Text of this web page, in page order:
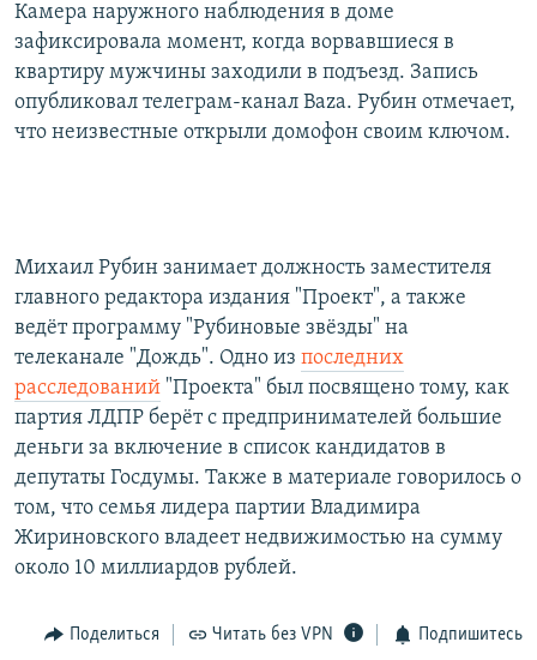
Камера наружного наблюдения в доме
зафиксировала момент, когда ворвавшиеся в
квартиру мужчины заходили в подъезд. Запись
опубликовал телеграм-канал Baza. Рубин отмечает,
что неизвестные открыли домофон своим ключом.
Михаил Рубин занимает должность заместителя
главного редактора издания "Проект", а также
ведёт программу "Рубиновые звёзды" на
телеканале "Дождь". Одно из последних
расследований "Проекта" был посвящено тому, как
партия ЛДПР берёт с предпринимателей большие
деньги за включение в список кандидатов в
депутаты Госдумы. Также в материале говорилось о
том, что семья лидера партии Владимира
Жириновского владеет недвижимостью на сумму
около 10 миллиардов рублей.
Поделиться Читать без VPN Подпишитесь